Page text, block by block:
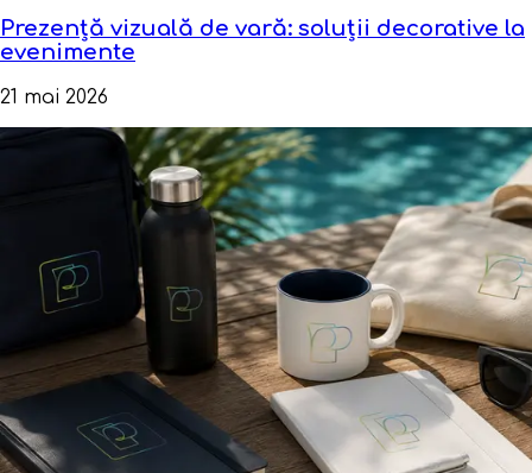
Prezență vizuală de vară: soluții decorative la
evenimente
21 mai 2026